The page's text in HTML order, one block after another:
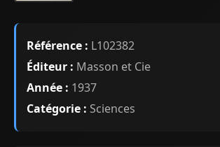
Référence : L102382
Éditeur : Masson et Cie
Année : 1937
Catégorie : Sciences